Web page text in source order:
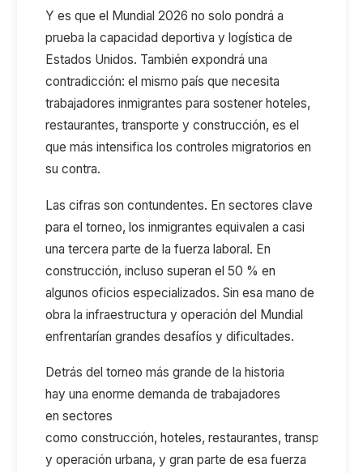
Y es que el Mundial 2026 no solo pondrá a
prueba la capacidad deportiva y logística de
Estados Unidos. También expondrá una
contradicción: el mismo país que necesita
trabajadores inmigrantes para sostener hoteles,
restaurantes, transporte y construcción, es el
que más intensifica los controles migratorios en
su contra.
Las cifras son contundentes. En sectores clave
para el torneo, los inmigrantes equivalen a casi
una tercera parte de la fuerza laboral. En
construcción, incluso superan el 50 % en
algunos oficios especializados. Sin esa mano de
obra la infraestructura y operación del Mundial
enfrentarían grandes desafíos y dificultades.
Detrás del torneo más grande de la historia
hay una enorme demanda de trabajadores
en sectores
como construcción, hoteles, restaurantes, transporte,
y operación urbana, y gran parte de esa fuerza